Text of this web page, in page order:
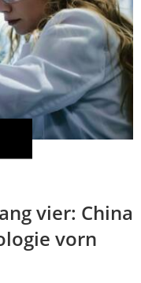
vier: China
vorn